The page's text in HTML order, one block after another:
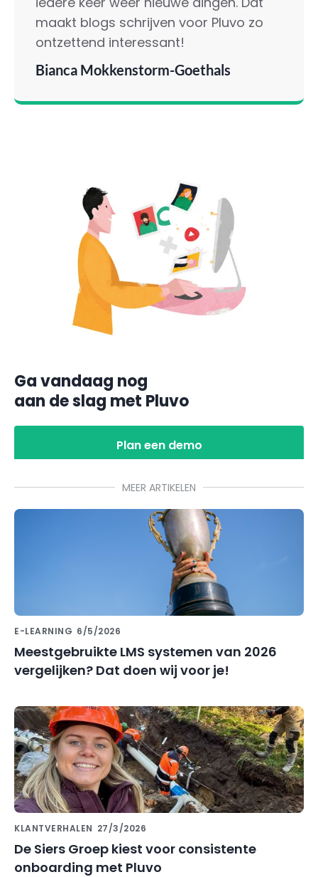
maakt blogs schrijven voor Pluvo zo
ontzettend interessant!
Bianca Mokkenstorm-Goethals
Ga vandaag nog
aan de slag met Pluvo
Plan een demo
MEER ARTIKELEN
E-LEARNING 6/5/2026
Meestgebruikte LMS systemen van 2026
vergelijken? Dat doen wij voor je!
KLANTVERHALEN 27/3/2026
De Siers Groep kiest voor consistente
onboarding met Pluvo